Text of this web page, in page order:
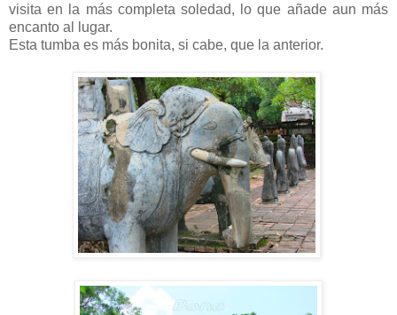
visita en la más completa soledad, lo que añade aun más
encanto al lugar.
Esta tumba es más bonita, si cabe, que la anterior.